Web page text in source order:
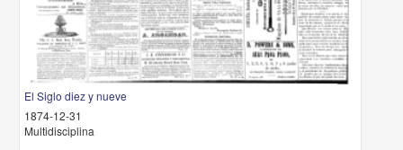
El Siglo diez y nueve
1874-12-31
Multidisciplina